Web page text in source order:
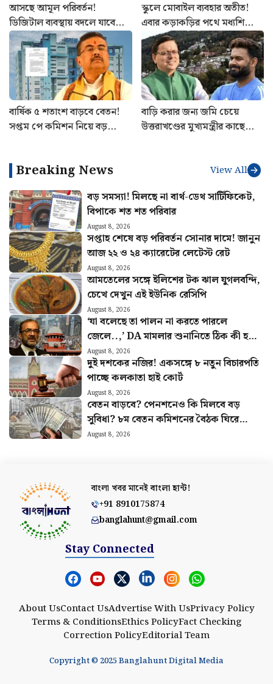
আসছে আমূল পরিবর্তন!
ডিজিটাল ব্যবস্থায় বদলে যাবে
কলকাতা মেট্রোর স্টেশন
পরিচালনা
স্কুলে মোবাইল ব্যবহার অতীত!
এবার কড়াকড়ির পথে মধ্যশিক্ষা
পর্ষদ, জারি বিজ্ঞপ্তি
বার্ষিক ৫ শতাংশ বাড়বে বেতন!
সপ্তম পে কমিশন নিয়ে বড়
বাড়ি করার জন্য জমি চেয়ে
উত্তরাখণ্ডের মুখ্যমন্ত্রীর কাছে
Breaking News View All
বড় সমস্যা! মিলছে না বার্থ-ডেথ সার্টিফিকেট,
বিপাকে শত শত পরিবার
August 8, 2026
সপ্তাহ শেষে বড় পরিবর্তন সোনার দামে! জানুন
আজ ২২ ও ২৪ ক্যারেটের লেটেস্ট রেট
August 8, 2026
আমতেলের সঙ্গে ইলিশের টক ঝাল যুগলবন্দি,
চেখে দেখুন এই ইউনিক রেসিপি
August 8, 2026
‘যা বলেছে তা পালন না করতে পারলে
জেলে..,’ DA মামলার শুনানিতে ঠিক কী হল?
জানালেন আইনজীবী বিকাশ রঞ্জন
August 8, 2026
দুই দশকের নজির! একসঙ্গে ৮ নতুন বিচারপতি
পাচ্ছে কলকাতা হাই কোর্ট
August 8, 2026
বেতন বাড়বে? পেনশনেও কি মিলবে বড়
সুবিধা? ৮ম বেতন কমিশনের বৈঠক ঘিরে
বাড়ছে আশা
August 8, 2026
বাংলা খবর মানেইবাংলা হান্ট!
+91 8910175874
banglahunt@gmail.com
Stay Connected
About UsContact UsAdvertise With UsPrivacy Policy
Terms & ConditionsEthics PolicyFact Checking
Correction PolicyEditorial Team
Copyright © 2025 Banglahunt Digital Media